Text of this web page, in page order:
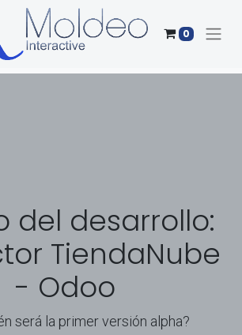
0
del desarrollo:
TiendaNube
- Odoo
será la primer versión alpha?